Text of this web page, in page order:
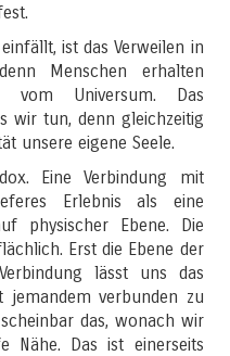
ist das Verweilen in
Menschen erhalten
vom Universum. Das
wir tun, denn gleichzeitig
unsere eigene Seele.
Eine Verbindung mit
Erlebnis als eine
physischer Ebene. Die
Erst die Ebene der
lässt uns das
verbunden zu
das, wonach wir
Nähe. Das ist einerseits